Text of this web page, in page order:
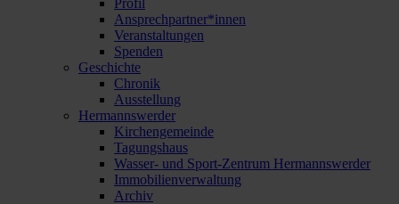
Ansprechpartner*innen
Veranstaltungen
Spenden
Geschichte
Chronik
Ausstellung
Hermannswerder
Kirchengemeinde
Tagungshaus
Wasser- und Sport-Zentrum Hermannswerder
Immobilienverwaltung
Archiv